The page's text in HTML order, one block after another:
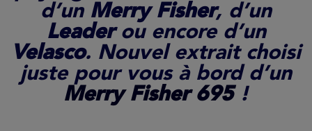
d’un Merry Fisher, d’un
Leaderou encore d’un
Velasco. Nouvel extrait choisi
juste pour vous à bord d’un
Merry Fisher 695 !